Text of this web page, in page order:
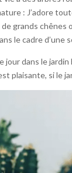
: J’adore
de grands
le cadre d’une
jour dans le
plaisante, si le